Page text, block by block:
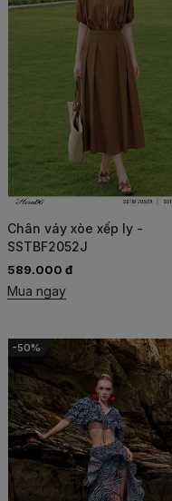
Chân váy xòe xếp ly -
SSTBF2052J
589.000 đ
Mua ngay
-50%